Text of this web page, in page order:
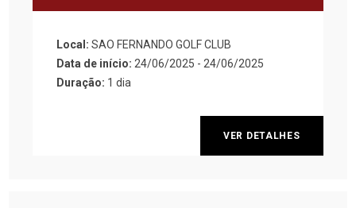
Local:SAO FERNANDO GOLF CLUB
Data de início: 24/06/2025 - 24/06/2025
Duração: 1 dia
VER DETALHES